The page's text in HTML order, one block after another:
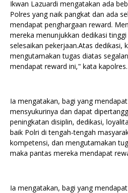
Ikwan Lazuardi mengatakan ada
Polres yang naik pangkat dan ada
mendapat penghargaan reward.
mereka menunjukkan dedikasi
selesaikan pekerjaan.Atas dedikasi,
mengutamakan tugas diatas
mendapat reward ini," kata kapolres.
Ia mengatakan, bagi yang
mensyukurinya dan dapat
peningkatan disiplin, dedikasi,
baik Polri di tengah-tengah
kompetensi, dan mengutamakan
maka pantas mereka mendapat
Ia mengatakan, bagi yang